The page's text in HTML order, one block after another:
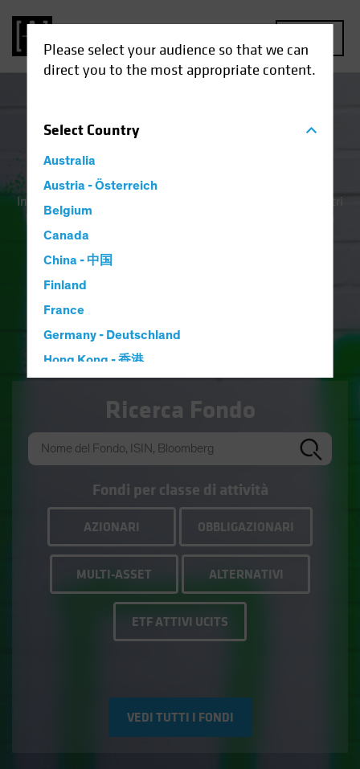
Please select your audience so that we can
direct you to the most appropriate content.
SelectCountry
Australia
Austria - Österreich
Belgium
Canada
China - 中国
Finland
France
Germany - Deutschland
Hong Kong - 香港
Italy - Italia
Latin America
Luxembourg and Other EMEA
Netherlands
New Zealand
Investire è un'arte. Non più
riservata a pochi.
Investire dovrebbe essere a portata di tutti. Per questo i nostri
ETF Attivi offrono competenza e know-how in un prodotto
Questa è l'arte di investire.
Ricerca Fondo
Fondi per classe di attività
AZIONARI OBBLIGAZIONARI
MULTI-ASSET ALTERNATIVI
ETF ATTIVI UCITS
VEDI TUTTI I FONDI